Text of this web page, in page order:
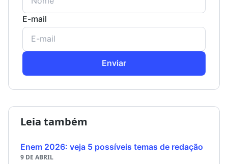
E-mail
Enviar
Leia também
Enem 2026: veja 5 possíveis temas de redação
9 DE ABRIL